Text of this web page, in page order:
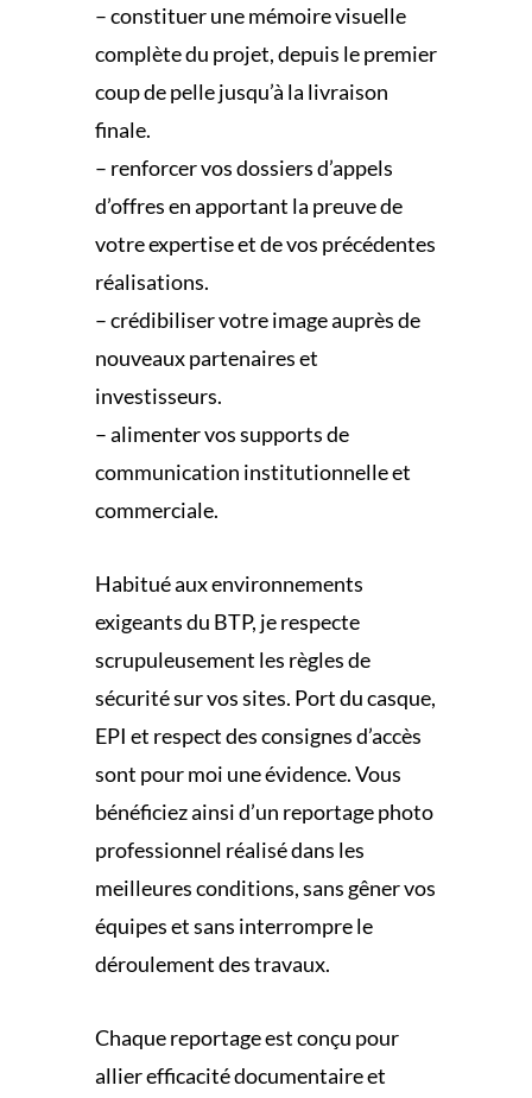
– constituer une mémoire visuelle
complète du projet, depuis le premier
coup de pelle jusqu’à la livraison
finale.
– renforcer vos dossiers d’appels
d’offres en apportant la preuve de
votre expertise et de vos précédentes
réalisations.
– crédibiliser votre image auprès de
nouveaux partenaires et
investisseurs.
– alimenter vos supports de
communication institutionnelle et
commerciale.
Habitué aux environnements
exigeants du BTP, je respecte
scrupuleusement les règles de
sécurité sur vos sites. Port du casque,
EPI et respect des consignes d’accès
sont pour moi une évidence. Vous
bénéficiez ainsi d’un reportage photo
professionnel réalisé dans les
meilleures conditions, sans gêner vos
équipes et sans interrompre le
déroulement des travaux.
Chaque reportage est conçu pour
allier efficacité documentaire et